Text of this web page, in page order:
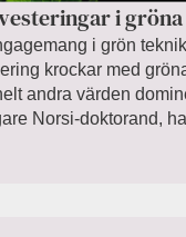
i
i grön
krockar med
andra värden
Norsi-doktorand,